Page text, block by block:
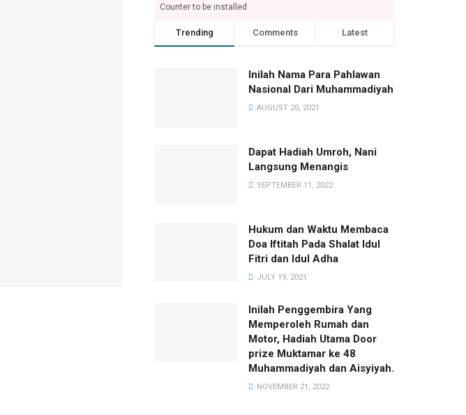
Counter to be installed
Trending Comments Latest
Inilah Nama Para Pahlawan
Nasional Dari Muhammadiyah
AUGUST 20, 2021
Dapat Hadiah Umroh, Nani
Langsung Menangis
SEPTEMBER 11, 2022
Hukum dan Waktu Membaca
Doa Iftitah Pada Shalat Idul
Fitri dan Idul Adha
JULY 19, 2021
Inilah Penggembira Yang
Memperoleh Rumah dan
Motor, Hadiah Utama Door
prize Muktamar ke 48
Muhammadiyah dan Aisyiyah.
NOVEMBER 21, 2022